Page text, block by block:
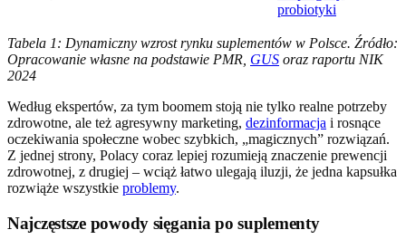
probiotyki
Tabela 1: Dynamiczny wzrost rynku suplementów w Polsce. Źródło:
Opracowanie własne na podstawie PMR, GUS oraz raportu NIK
2024
Według ekspertów, za tym boomem stoją nie tylko realne potrzeby
zdrowotne, ale też agresywny marketing, dezinformacja i rosnące
oczekiwania społeczne wobec szybkich, „magicznych” rozwiązań.
Z jednej strony, Polacy coraz lepiej rozumieją znaczenie prewencji
zdrowotnej, z drugiej – wciąż łatwo ulegają iluzji, że jedna kapsułka
rozwiąże wszystkie problemy.
Najczęstsze powody sięgania po suplementy